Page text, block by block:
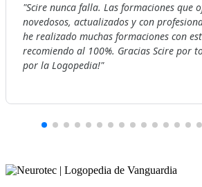
"Scire nunca falla. Las formaciones que
novedosos, actualizados y con
he realizado muchas formaciones con
recomiendo al 100%. Gracias Scire por
por la Logopedia!"